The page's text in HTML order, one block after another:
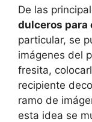
De las
dulceros para
particular, se
imágenes del
fresita,
recipiente
ramo de
esta idea se